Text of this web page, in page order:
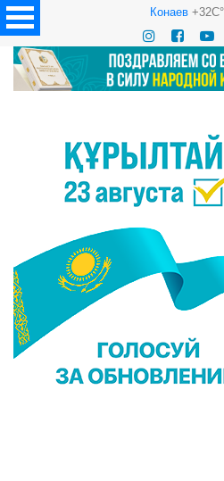
Конаев+32C°